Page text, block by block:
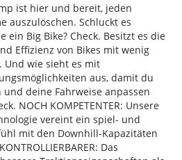
ist hier und bereit, jeden
auszulöschen. Schluckt es
ein Big Bike? Check. Besitzt es die
Effizienz von Bikes mit wenig
Und wie sieht es mit
aus, damit du
deine Fahrweise anpassen
NOCH KOMPETENTER: Unsere
vereint ein spiel- und
mit den Downhill-Kapazitäten
Das